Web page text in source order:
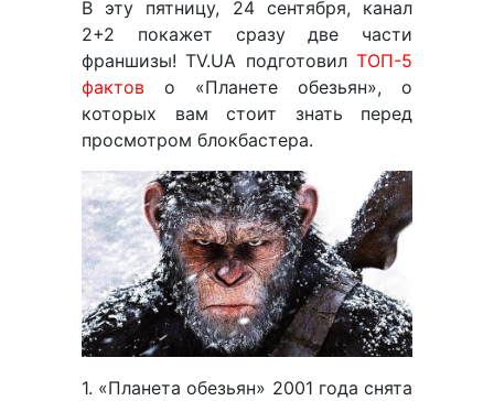
В эту пятницу, 24 сентября, канал
2+2 покажет сразу две части
франшизы! TV.UA подготовил ТОП-5
фактов о «Планете обезьян», о
которых вам стоит знать перед
просмотром блокбастера.
1. «Планета обезьян» 2001 года снята